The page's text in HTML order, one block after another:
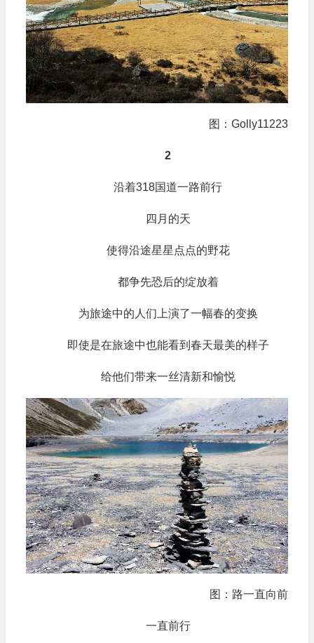
图：Golly11223
2
沿着318国道一路前行
四月的天
使得沿途星星点点的野花
都争先恐后的绽放着
为旅途中的人们上演了一幅春的变换
即使是在旅途中也能看到春天最美的样子
给他们带来一丝清新和愉悦
图：路一直向前
一直前行